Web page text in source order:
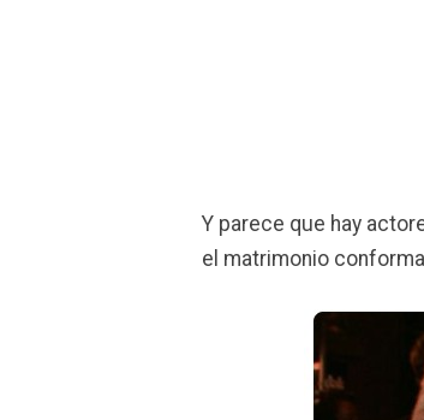
Y parece que hay
el matrimonio